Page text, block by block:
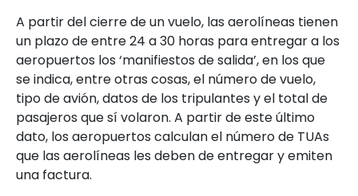
A partir del cierre de un vuelo, las aerolíneas tienen
un plazo de entre 24 a 30 horas para entregar a los
aeropuertos los ‘manifiestos de salida’, en los que
se indica, entre otras cosas, el número de vuelo,
tipo de avión, datos de los tripulantes y el total de
pasajeros que sí volaron. A partir de este último
dato, los aeropuertos calculan el número de TUAs
que las aerolíneas les deben de entregar y emiten
una factura.